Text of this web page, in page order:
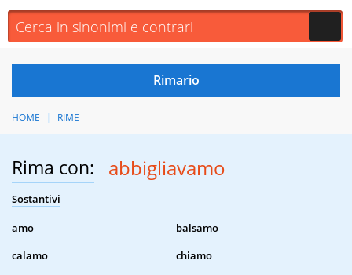
HOME RIME
Rima con: abbigliavamo
Sostantivi
amo
balsamo
calamo
chiamo